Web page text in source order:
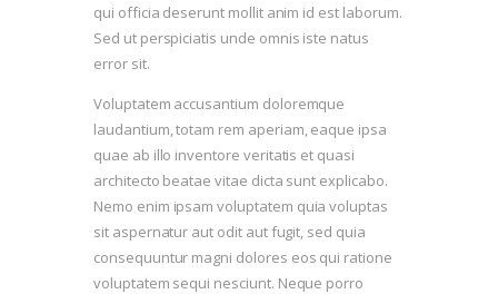
qui officia deserunt mollit anim id est laborum.
Sed ut perspiciatis unde omnis iste natus
error sit.
Voluptatem accusantium doloremque
laudantium, totam rem aperiam, eaque ipsa
quae ab illo inventore veritatis et quasi
architecto beatae vitae dicta sunt explicabo.
Nemo enim ipsam voluptatem quia voluptas
sit aspernatur aut odit aut fugit, sed quia
consequuntur magni dolores eos qui ratione
voluptatem sequi nesciunt. Neque porro